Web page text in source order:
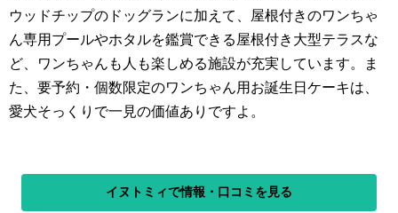
ウッドチップのドッグランに加えて、屋根付きのワンちゃ
ん専用プールやホタルを鑑賞できる屋根付き大型テラスな
ど、ワンちゃんも人も楽しめる施設が充実しています。ま
た、要予約・個数限定のワンちゃん用お誕生日ケーキは、
愛犬そっくりで一見の価値ありですよ。
イヌトミィで情報・口コミを見る